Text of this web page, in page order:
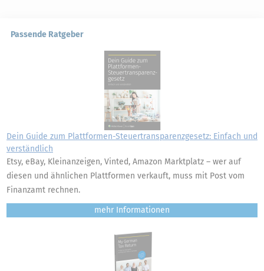
Passende Ratgeber
Dein Guide zum Plattformen-Steuertransparenzgesetz: Einfach und
verständlich
Etsy, eBay, Kleinanzeigen, Vinted, Amazon Marktplatz – wer auf
diesen und ähnlichen Plattformen verkauft, muss mit Post vom
Finanzamt rechnen.
mehr